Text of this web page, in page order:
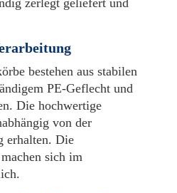
zerlegt geliefert und
bestehen aus stabilen
PE-Geflecht und
Die hochwertige
von der
erhalten. Die
sich im